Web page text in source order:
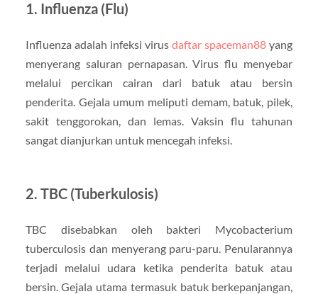
1. Influenza (Flu)
Influenza adalah infeksi virusdaftar spaceman88 yang
menyerang saluran pernapasan. Virus flu menyebar
melalui percikan cairan dari batuk atau bersin
penderita. Gejala umum meliputi demam, batuk, pilek,
sakit tenggorokan, dan lemas. Vaksin flu tahunan
sangat dianjurkan untuk mencegah infeksi.
2. TBC (Tuberkulosis)
TBC disebabkan oleh bakteri Mycobacterium
tuberculosis dan menyerang paru-paru. Penularannya
terjadi melalui udara ketika penderita batuk atau
bersin. Gejala utama termasuk batuk berkepanjangan,